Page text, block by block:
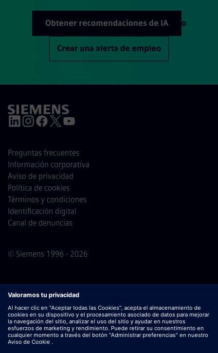
Obtener recomendaciones de IA o
Crear una alerta de empleo
© Siemens 1996 - 2026
Preguntas frecuentes
Información corporativa
Aviso de privacidad
Política de cookies
Términos y condiciones
Identificación digital
Canal de denuncias
Nota importantePara todas las personas que quieran
unirse a nosotros, por favor, es importante tener en cuenta
que Siemens no solicita honorarios antes / durante /
después del proceso de solicitud. No pedimos datos
bancarios o información financiera personal a cambio de